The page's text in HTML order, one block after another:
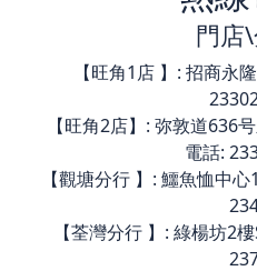
門店
【旺角1店 】: 招商永
【旺角2店】: 弥敦道636
電話:
【觀塘分行 】: 鱷魚恤中
【荃灣分行 】: 綠楊坊2